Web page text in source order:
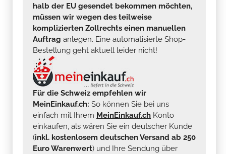
halb der EU gesendet bekommen möchten,
müssen wir wegen des teilweise
komplizierten Zollrechts einen manuellen
Auftrag anlegen. Eine automatisierte Shop-
Bestellung geht aktuell leider nicht!
Für die Schweiz empfehlen wir
MeinEinkauf.ch: So können Sie bei uns
einfach mit Ihrem MeinEinkauf.ch Konto
einkaufen, als wären Sie ein deutscher Kunde
(inkl. kostenlosem deutschen Versand ab 250
Euro Warenwert) und Ihre Sendung über